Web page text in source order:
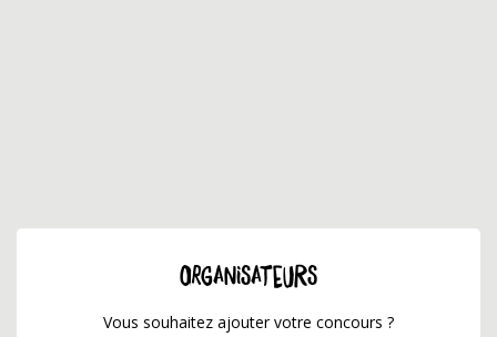
ORGANISATEURS
Vous souhaitez ajouter votre concours ?